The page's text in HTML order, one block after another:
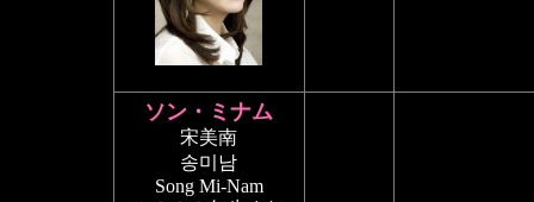
ソン・ミナム
宋美南
송미남
Song Mi-Nam